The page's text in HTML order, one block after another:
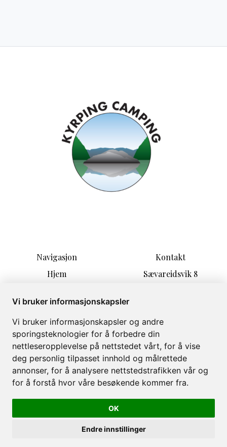
Vi bruker informasjonskapsler
Vi bruker informasjonskapsler og andre
sporingsteknologier for å forbedre din
nettleseropplevelse på nettstedet vårt, for å vise
deg personlig tilpasset innhold og målrettede
annonser, for å analysere nettstedstrafikken vår og
for å forstå hvor våre besøkende kommer fra.
OK
Endre innstillinger
Navigasjon
Hjem
Aktiviteter
Forfriskninger
Om
Galleri
Kontakt
Sævareidsvik 8
post@kyrping-camping.n
+47 97565138
Kyrping Camping © 2026
org 978 669 085